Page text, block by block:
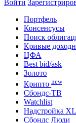
Войти
Портфель
Консенсусы
Поиск
Кривые
ЦФА
Best bid/ask
Золото
Крипто new